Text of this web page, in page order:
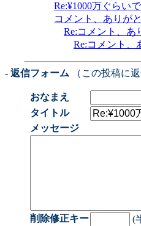
Re:¥1000万ぐらい
コメント、ありが
Re:コメント、あ
Re:コメント、
- 返信フォーム （この投稿に
おなまえ
タイトル
メッセージ
削除修正キー
(